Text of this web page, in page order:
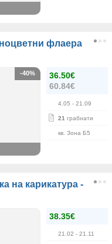
флаера
36.50€
60.84€
4.05 - 21.09
21 грабнати
кв. Зона Б5
-40%
на карикатура -
38.35€
21.02 - 21.11